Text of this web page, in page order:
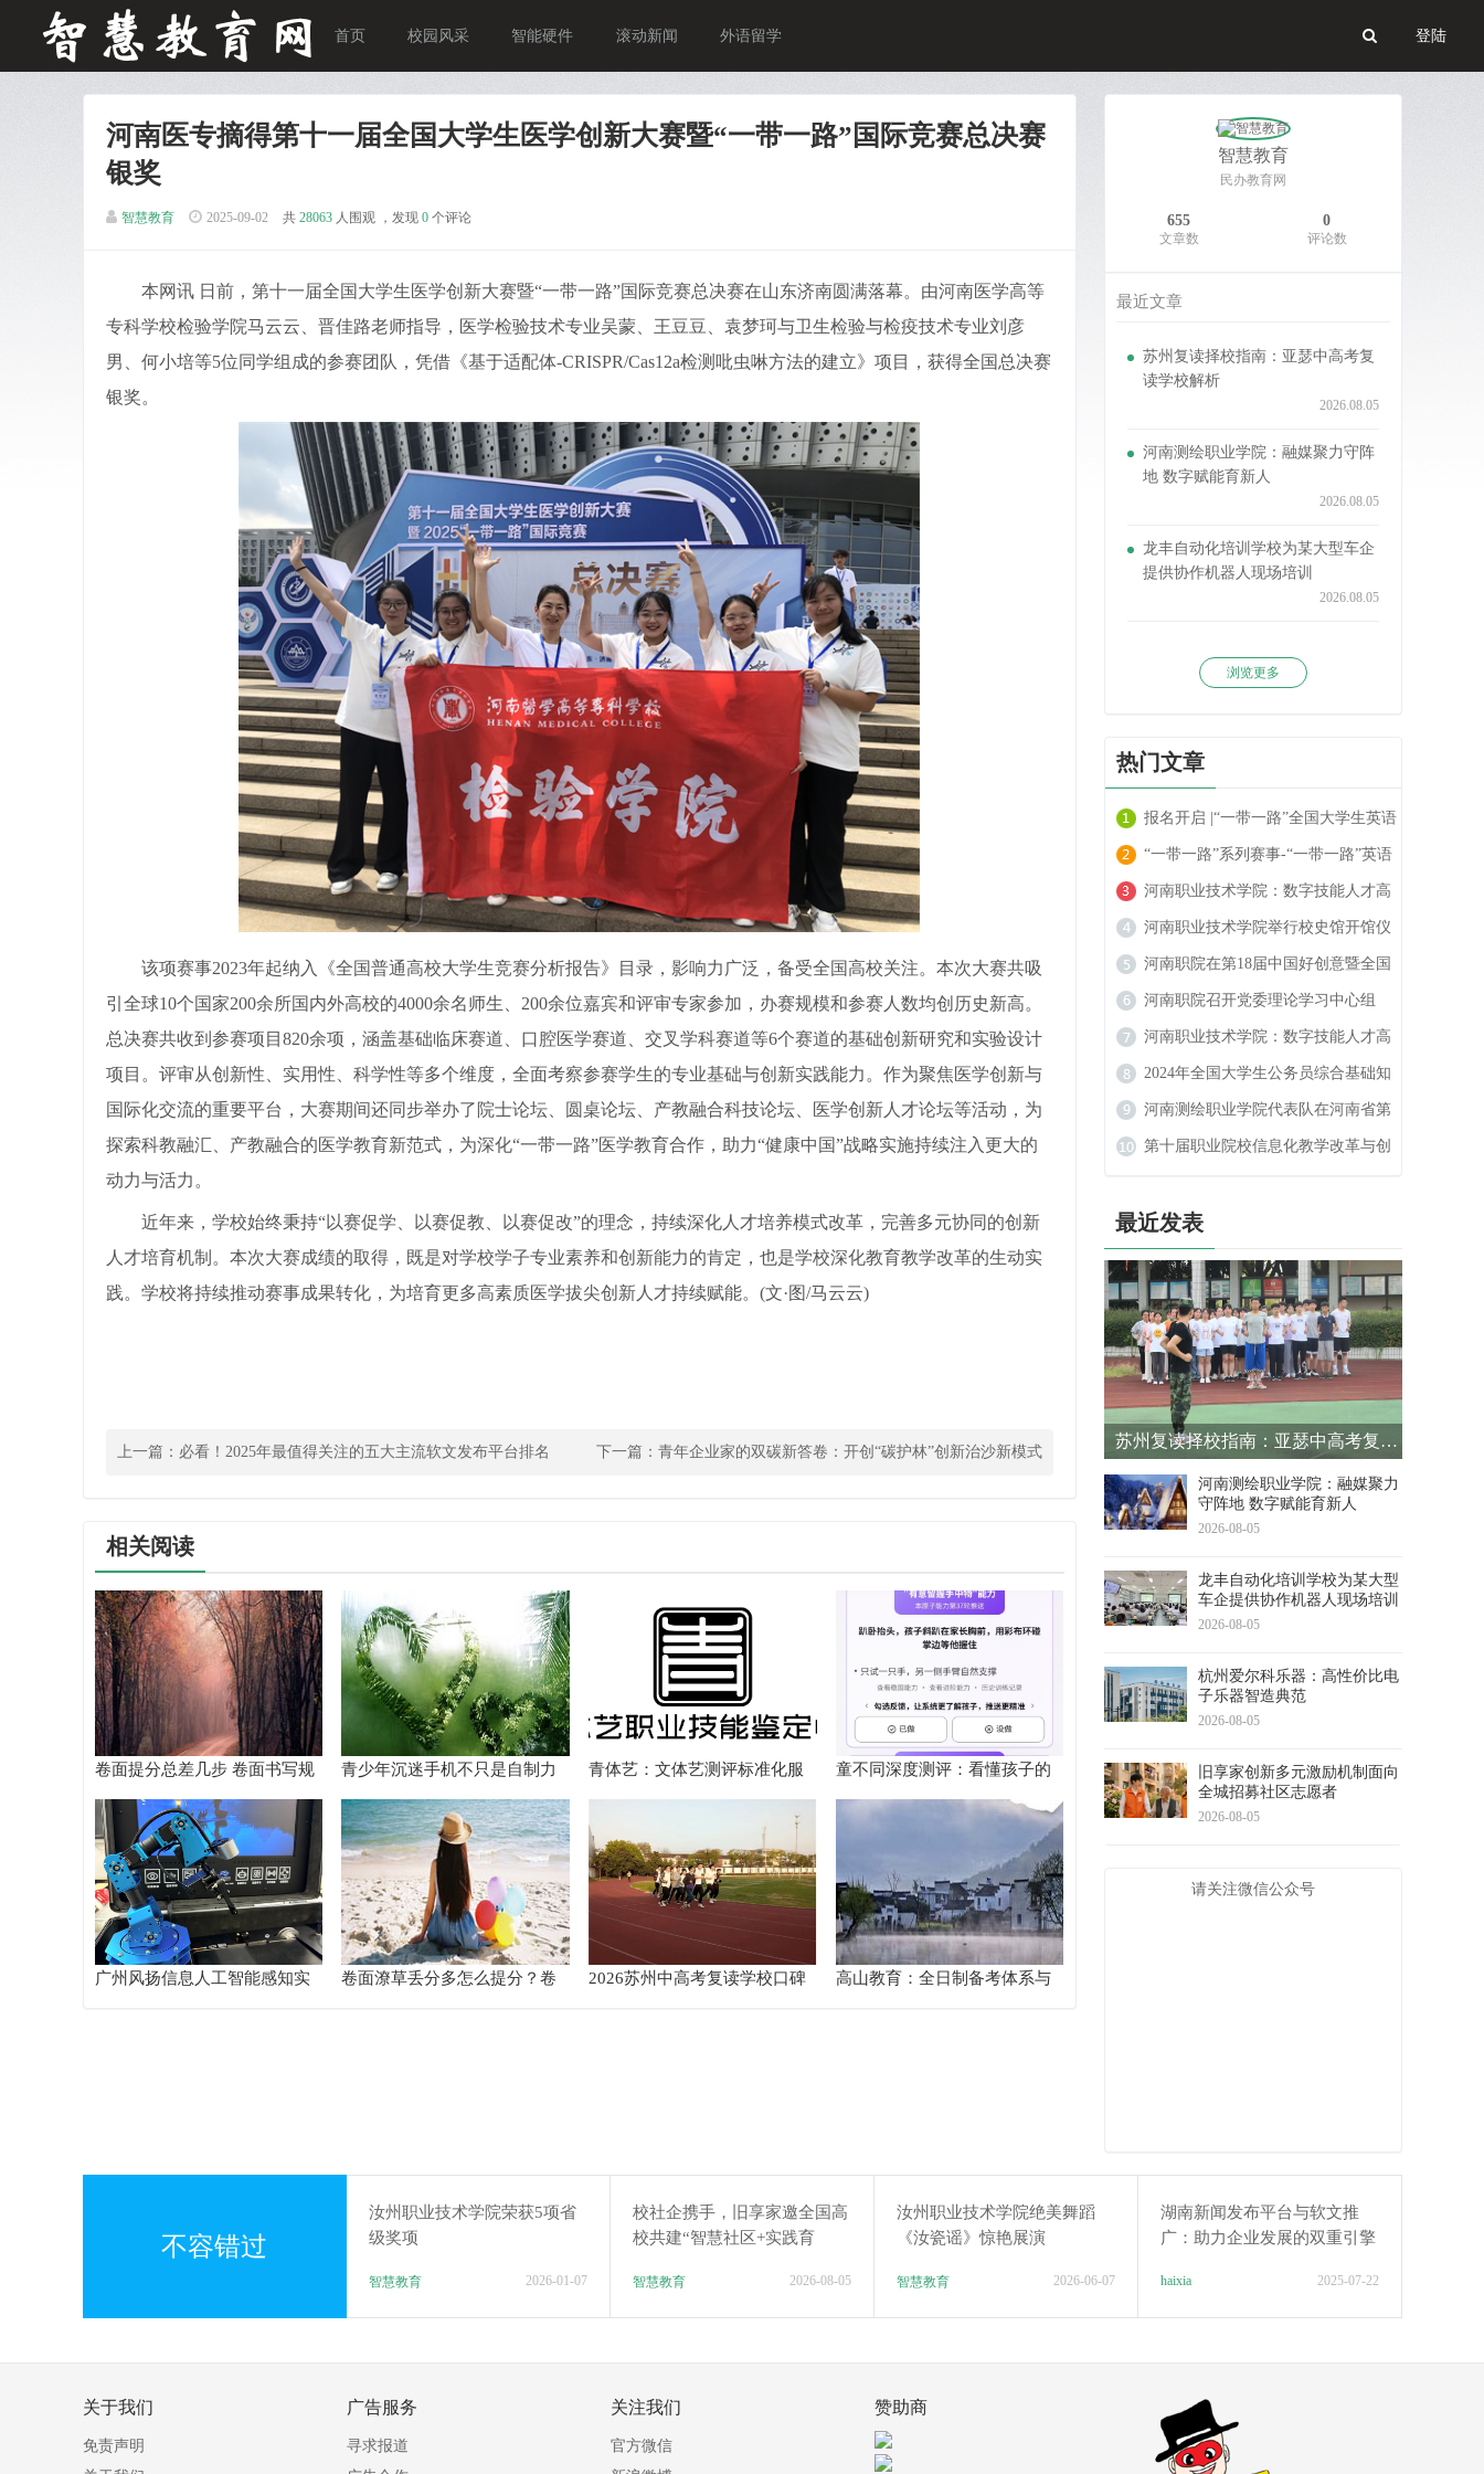
首页 校园风采 智能硬件 滚动新闻 外语留学 登陆
河南医专摘得第十一届全国大学生医学创新大赛暨“一带一路”国际竞赛总决赛
银奖
智慧教育 2025-09-02 共 28063 人围观 ，发现 0 个评论
本网讯 日前，第十一届全国大学生医学创新大赛暨“一带一路”国际竞赛总决赛在山东济南圆满落幕。由河南医学高等
专科学校检验学院马云云、晋佳路老师指导，医学检验技术专业吴蒙、王豆豆、袁梦珂与卫生检验与检疫技术专业刘彦
男、何小培等5位同学组成的参赛团队，凭借《基于适配体-CRISPR/Cas12a检测吡虫啉方法的建立》项目，获得全国总决赛
银奖。
该项赛事2023年起纳入《全国普通高校大学生竞赛分析报告》目录，影响力广泛，备受全国高校关注。本次大赛共吸
引全球10个国家200余所国内外高校的4000余名师生、200余位嘉宾和评审专家参加，办赛规模和参赛人数均创历史新高。
总决赛共收到参赛项目820余项，涵盖基础临床赛道、口腔医学赛道、交叉学科赛道等6个赛道的基础创新研究和实验设计
项目。评审从创新性、实用性、科学性等多个维度，全面考察参赛学生的专业基础与创新实践能力。作为聚焦医学创新与
国际化交流的重要平台，大赛期间还同步举办了院士论坛、圆桌论坛、产教融合科技论坛、医学创新人才论坛等活动，为
探索科教融汇、产教融合的医学教育新范式，为深化“一带一路”医学教育合作，助力“健康中国”战略实施持续注入更大的
动力与活力。
近年来，学校始终秉持“以赛促学、以赛促教、以赛促改”的理念，持续深化人才培养模式改革，完善多元协同的创新
人才培育机制。本次大赛成绩的取得，既是对学校学子专业素养和创新能力的肯定，也是学校深化教育教学改革的生动实
践。学校将持续推动赛事成果转化，为培育更多高素质医学拔尖创新人才持续赋能。(文·图/马云云)
上一篇： 必看！2025年最值得关注的五大主流软文发布平台排名 下一篇： 青年企业家的双碳新答卷：开创“碳护林”创新治沙新模式
相关阅读
卷面提分总差几步 卷面书写规
范以团体标准给出系统解题路
径
青少年沉迷手机不只是自制力
差！陕西家长读懂背后的心理
根源
青体艺：文体艺测评标准化服
务体系解析
童不同深度测评：看懂孩子的
个性化育儿系统
广州风扬信息人工智能感知实
卷面潦草丢分多怎么提分？卷
2026苏州中高考复读学校口碑
高山教育：全日制备考体系与
智慧教育
民办教育网
655
文章数
0
评论数
最近文章
苏州复读择校指南：亚瑟中高考复
读学校解析
2026.08.05
河南测绘职业学院：融媒聚力守阵
地 数字赋能育新人
2026.08.05
龙丰自动化培训学校为某大型车企
提供协作机器人现场培训
2026.08.05
浏览更多
热门文章
报名开启 |“一带一路”全国大学生英语
阅读大赛火热进行中！
“一带一路”系列赛事-“一带一路”英语
翻译大赛报名开启！
河南职业技术学院：数字技能人才高
地的崛起
河南职业技术学院举行校史馆开馆仪
式
河南职院在第18届中国好创意暨全国
数字艺术设计大赛中喜获佳绩
河南职院召开党委理论学习中心组
（扩大）民族宗教工作专题学习会
河南职业技术学院：数字技能人才高
地的崛起
2024年全国大学生公务员综合基础知
识大赛
河南测绘职业学院代表队在河南省第
二届学生定向锦标赛中斩获佳绩
第十届职业院校信息化教学改革与创
最近发表
苏州复读择校指南：亚瑟中高考复读学校解析
河南测绘职业学院：融媒聚力
守阵地 数字赋能育新人
2026-08-05
龙丰自动化培训学校为某大型
车企提供协作机器人现场培训
2026-08-05
杭州爱尔科乐器：高性价比电
子乐器智造典范
2026-08-05
旧享家创新多元激励机制面向
全城招募社区志愿者
2026-08-05
请关注微信公众号
不容错过
汝州职业技术学院荣获5项省
级奖项
智慧教育 2026-01-07
校社企携手，旧享家邀全国高
校共建“智慧社区+实践育
智慧教育 2026-08-05
汝州职业技术学院绝美舞蹈
《汝瓷谣》惊艳展演
智慧教育 2026-06-07
湖南新闻发布平台与软文推
广：助力企业发展的双重引擎
haixia 2025-07-22
关于我们
免责声明
广告服务
寻求报道
关注我们
官方微信
赞助商